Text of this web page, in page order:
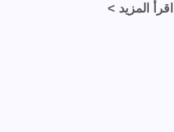
اقرأ المزيد >